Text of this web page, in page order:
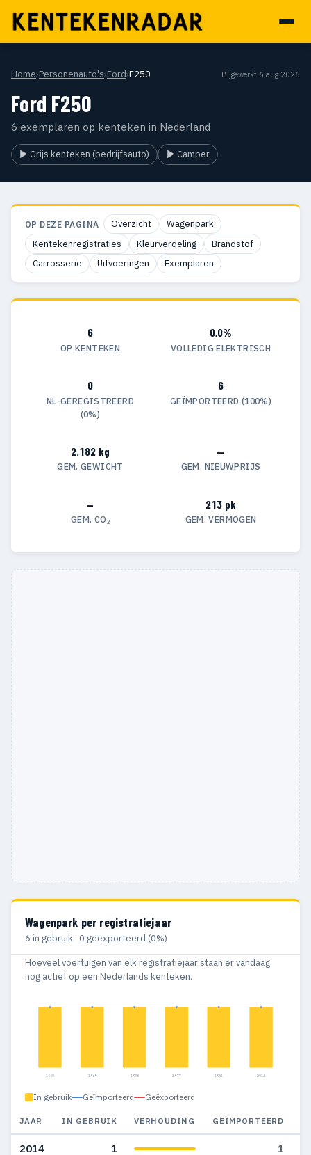
Home›Personenauto's›Ford›F250 Bijgewerkt 6 aug 2026
Ford F250
6 exemplaren op kenteken in Nederland
▶ Grijs kenteken (bedrijfsauto) ▶ Camper
OP DEZE PAGINA Overzicht
Wagenpark
Kentekenregistraties
Kleurverdeling
Brandstof
Carrosserie
Uitvoeringen Exemplaren
6
OP KENTEKEN
0,0%
VOLLEDIG ELEKTRISCH
0
NL-GEREGISTREERD
(0%)
6
GEÏMPORTEERD (100%)
2.182 kg
GEM. GEWICHT
—
GEM. NIEUWPRIJS
—
GEM. CO₂
213 pk
GEM. VERMOGEN
Wagenpark per registratiejaar
6 in gebruik · 0 geëxporteerd (0%)
Hoeveel voertuigen van elk registratiejaar staan er vandaag
nog actief op een Nederlands kenteken.
1968 1969 1973 1977 1981 2014
In gebruik Geïmporteerd Geëxporteerd
JAAR IN GEBRUIK VERHOUDING GEÏMPORTEERD
2014 1 1